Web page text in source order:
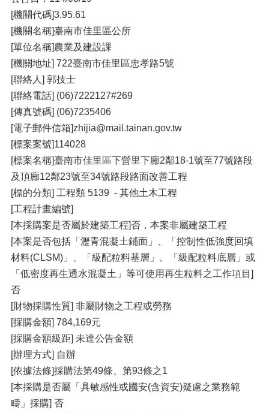
[機關代碼]3.95.61
[機關名稱]臺南市佳里區公所
[單位名稱]農業及建設課
[機關地址] 722臺南市佳里區忠孝路5號
[聯絡人] 郭技士
[聯絡電話] (06)7222127#269
[傳真號碼] (06)7235406
[電子郵件信箱]zhijia@mail.tainan.gov.tw
[標案案號]114028
[標案名稱]臺南市佳里區下營里下廍2鄰18-1號至77號路段
及頂廍12鄰23號至34號路段路面改善工程
[標的分類] 工程類 5139 - 其他土木工程
[工程計畫編號]
[本採購案是否屬於建築工程]否，本案非屬建築工程
[本案是否包括「瀝青混凝土鋪面」、「控制性低強度回填
材料(CLSM)」、「級配粒料基層」、「級配粒料底層」或
「低密度再生透水混凝土」等可使用再生粒料之工作項目]
否
[財物採購性質] 非屬財物之工程或勞務
[採購金額] 784,169元
[採購金額級距] 未達公告金額
[辦理方式] 自辦
[依據法條]採購法第49條、第93條之1
[本採購是否屬「具敏感性或國安(含資安)疑慮之業務範
疇」採購] 否